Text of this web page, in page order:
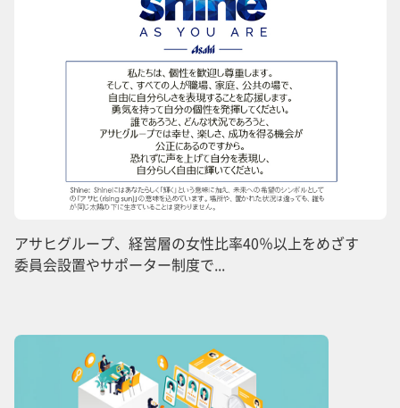
アサヒグループ、経営層の女性比率40％以上をめざす
委員会設置やサポーター制度で...